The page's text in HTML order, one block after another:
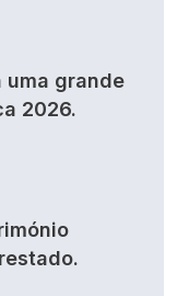
uma grande
2026.